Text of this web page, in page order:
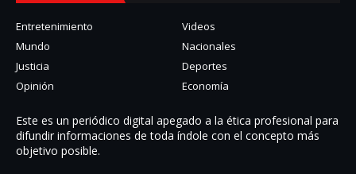
Entretenimiento
Videos
Mundo
Nacionales
Justicia
Deportes
Opinión
Economía
Este es un periódico digital apegado a la ética profesional para
difundir informaciones de toda í­ndole con el concepto más
objetivo posible.